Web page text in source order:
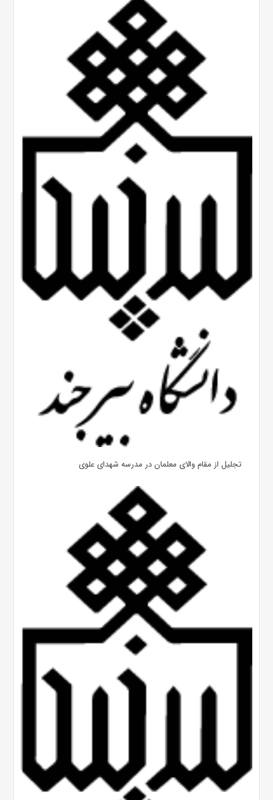
تجلیل از مقام والای معلمان در مدرسه شهدای علوی